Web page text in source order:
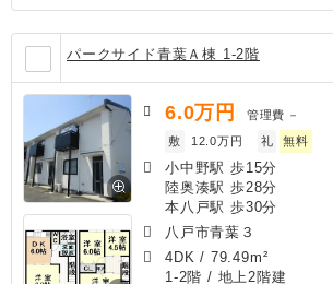
パークサイド青葉Ａ棟 1-2階
6.0万円 管理費 －
敷
12.0万円 礼 無料
小中野駅 歩15分
陸奥湊駅 歩28分
本八戸駅 歩30分
八戸市青葉３
4DK / 79.49m²
1-2階 / 地上2階建